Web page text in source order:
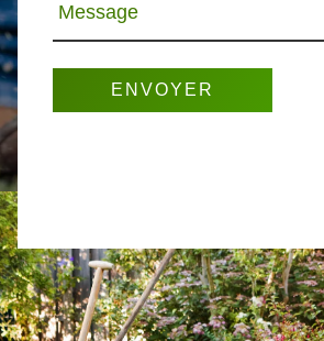
JARDINIER 65
Message